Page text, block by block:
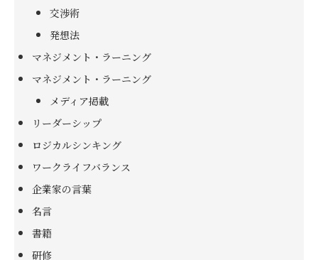
交渉術
発想法
マネジメント・ラーニング
マネジメント・ラーニング
メディア掲載
リーダーシップ
ロジカルシンキング
ワークライフバランス
企業家の言葉
名言
書籍
研修